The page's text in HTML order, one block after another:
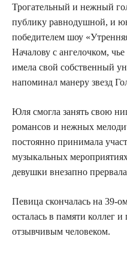
Трогательный и нежный
публику равнодушной, и
победителем шоу
Началову с ангелочком,
имела свой собственный
напоминал манеру звезд
Юля смогла занять свою
романсов и нежных
постоянно принимала
музыкальных
девушки внезапно
Певица скончалась на 39-
осталась в памяти коллег
отзывчивым человеком.